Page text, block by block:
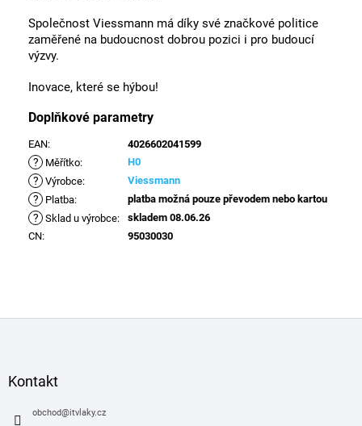
Společnost Viessmann má díky své značkové politice
zaměřené na budoucnost dobrou pozici i pro budoucí
výzvy.
Inovace, které se hýbou!
Doplňkové parametry
EAN: 4026602041599
? Měřítko: H0
? Výrobce: Viessmann
? Platba: platba možná pouze převodem nebo kartou
? Sklad u výrobce:
skladem 08.06.26
CN: 95030030
Kontakt
obchod@itvlaky.cz